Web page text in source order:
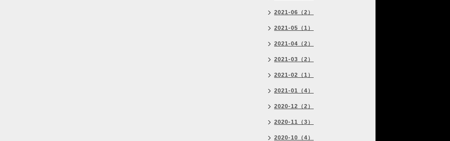
2021-06（2）
2021-05（1）
2021-04（2）
2021-03（2）
2021-02（1）
2021-01（4）
2020-12（2）
2020-11（3）
2020-10（4）